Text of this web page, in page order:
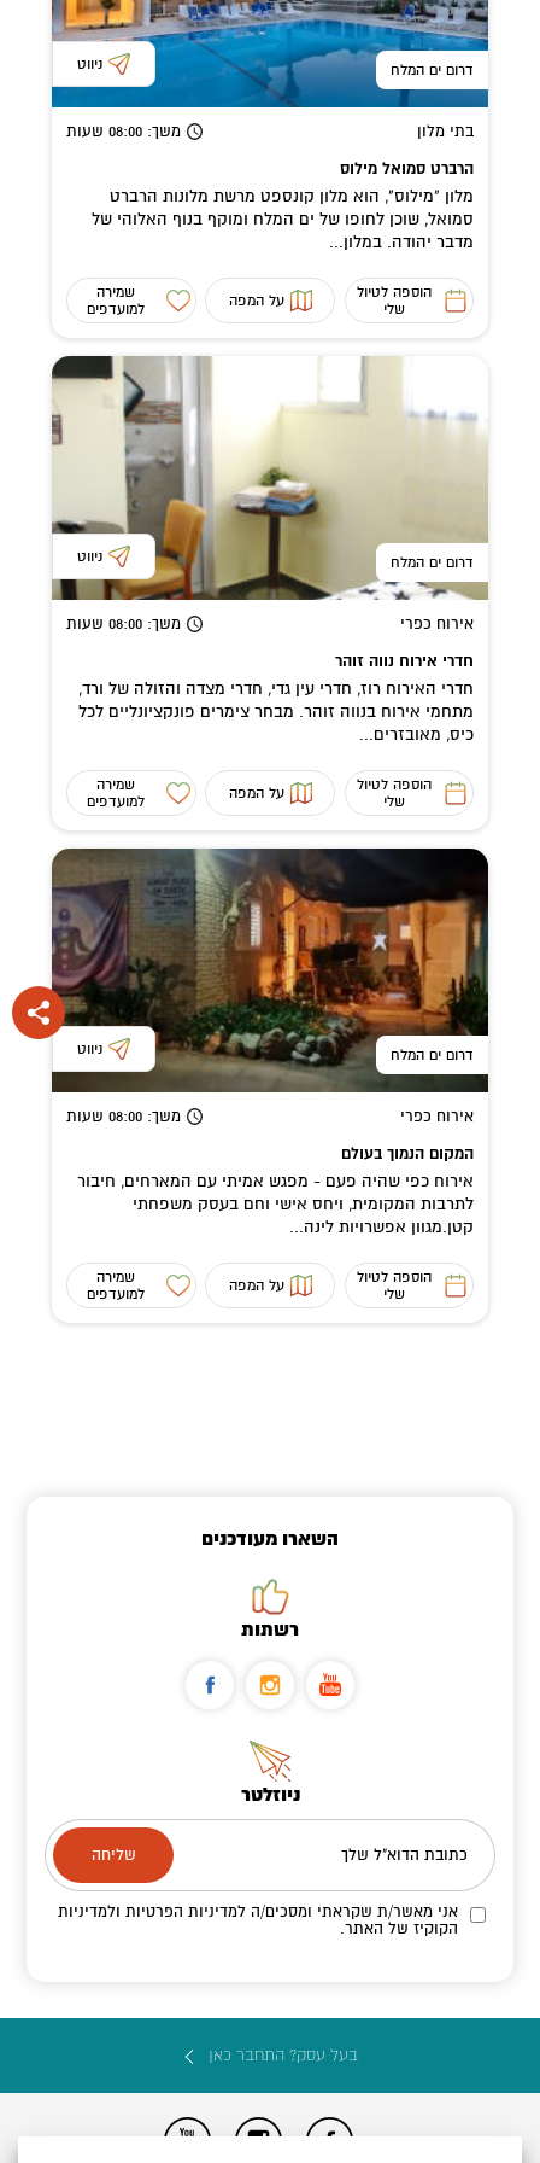
דרום ים המלח ניווט
בתי מלון משך: 08:00 שעות
הרברט סמואל מילוס
מלון "מילוס", הוא מלון קונספט מרשת מלונות הרברט
סמואל, שוכן לחופו של ים המלח ומוקף בנוף האלוהי של
מדבר יהודה. במלון...
הוספה לטיול
שלי
על המפה
שמירה
למועדפים
דרום ים המלח ניווט
אירוח כפרי משך: 08:00 שעות
חדרי אירוח נווה זוהר
חדרי האירוח רוז, חדרי עין גדי, חדרי מצדה והזולה של ורד,
מתחמי אירוח בנווה זוהר. מבחר צימרים פונקציונליים לכל
כיס, מאובזרים...
הוספה לטיול
שלי
על המפה
שמירה
למועדפים
דרום ים המלח ניווט
אירוח כפרי משך: 08:00 שעות
המקום הנמוך בעולם
אירוח כפי שהיה פעם - מפגש אמיתי עם המארחים, חיבור
לתרבות המקומית, ויחס אישי וחם בעסק משפחתי
קטן.מגוון אפשרויות לינה...
הוספה לטיול
שלי
על המפה
שמירה
למועדפים
השארו מעודכנים
רשתות
ניוזלטר
כתובת הדוא"ל שלך
אני מאשר/ת שקראתי ומסכים/הלמדיניות הפרטיות ולמדיניות
הקוקיז של האתר.
בעל עסק? התחבר כאן